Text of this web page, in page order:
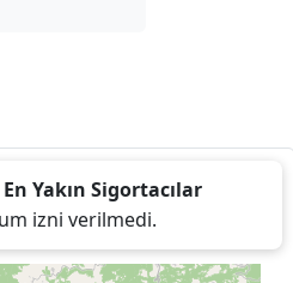
Acenteleri Listesini
İzin Vererek
En Yakın Sigortacılar
izni verilmedi.